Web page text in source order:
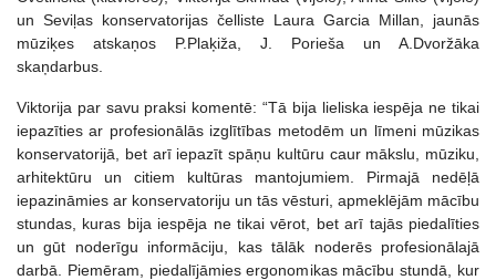
un Seviļas konservatorijas čelliste Laura Garcia Millan, jaunās
mūziķes atskaņos P.Plaķiža, J. Porieša un A.Dvoržāka
skaņdarbus.
Viktorija par savu praksi komentē: “Tā bija lieliska iespēja ne tikai
iepazīties ar profesionālās izglītības metodēm un līmeni mūzikas
konservatorijā, bet arī iepazīt spāņu kultūru caur mākslu, mūziku,
arhitektūru un citiem kultūras mantojumiem. Pirmajā nedēļā
iepazināmies ar konservatoriju un tās vēsturi, apmeklējām mācību
stundas, kuras bija iespēja ne tikai vērot, bet arī tajās piedalīties
un gūt noderīgu informāciju, kas tālāk noderēs profesionālajā
darbā. Piemēram, piedalījāmies ergonomikas mācību stundā, kur